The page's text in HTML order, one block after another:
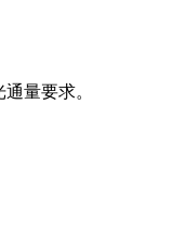
量要求。